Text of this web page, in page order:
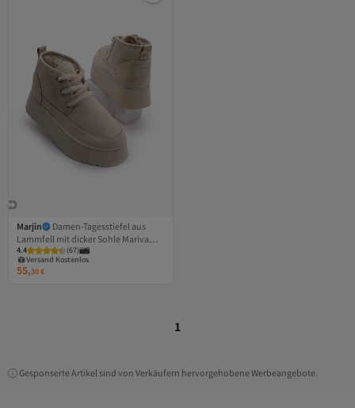
Marjin
Damen-Tagesstiefel aus
Lammfell mit dicker Sohle Mariva
Beige Wildleder
4.4 (67)
Versand Kostenlos
Gratis Versand
Versand Kostenlos
55,30€
1
Gesponserte Artikel sind von Verkäufern hervorgehobene Werbeangebote.